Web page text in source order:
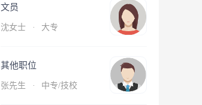
文员
沈女士 · 大专
其他职位
张先生 · 中专/技校